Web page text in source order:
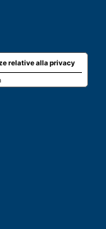
relative alla privacy